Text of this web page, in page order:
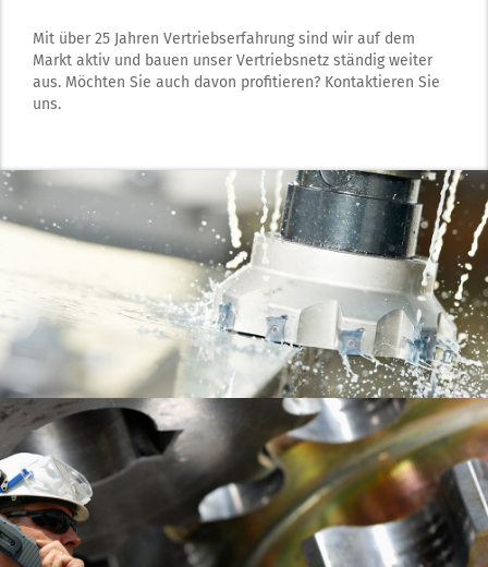
Mit über 25 Jahren Vertriebserfahrung sind wir auf dem
Markt aktiv und bauen unser Vertriebsnetz ständig weiter
aus. Möchten Sie auch davon profitieren? Kontaktieren Sie
uns.